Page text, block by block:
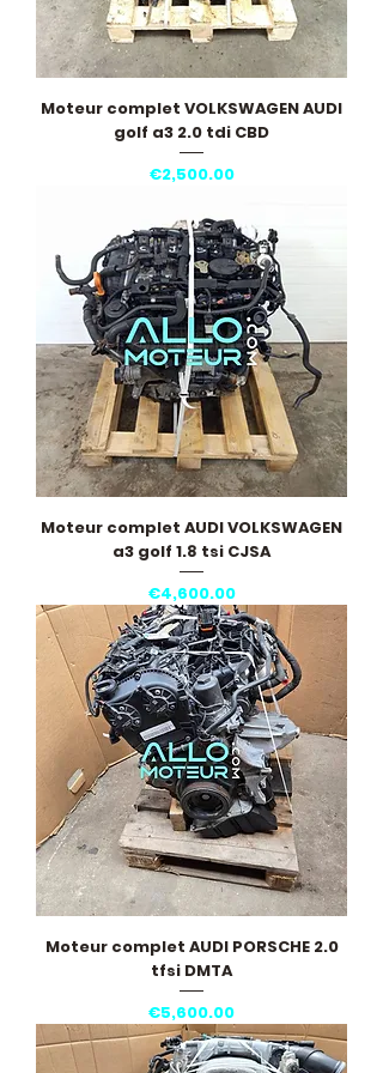
Moteur complet VOLKSWAGEN AUDI
golf a3 2.0 tdi CBD
Price
€2,500.00
Moteur complet AUDI VOLKSWAGEN
a3 golf 1.8 tsi CJSA
Price
€4,600.00
Moteur complet AUDI PORSCHE 2.0
tfsi DMTA
Price
€5,600.00